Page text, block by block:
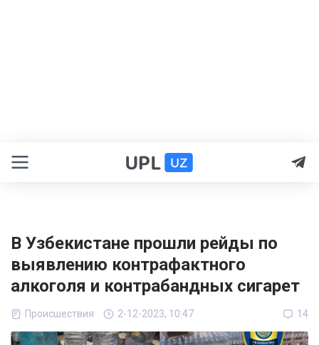
В Узбекистане прошли рейды по
выявлению контрафактного
алкоголя и контрабандных сигарет
Происшествия 2-12-2023, 10:47 14